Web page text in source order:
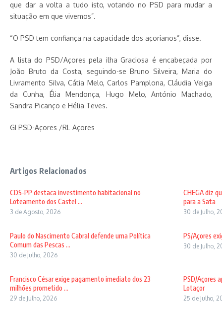
que dar a volta a tudo isto, votando no PSD para mudar a
situação em que vivemos”.
“O PSD tem confiança na capacidade dos açorianos”, disse.
A lista do PSD/Açores pela ilha Graciosa é encabeçada por
João Bruto da Costa, seguindo-se Bruno Silveira, Maria do
Livramento Silva, Cátia Melo, Carlos Pamplona, Cláudia Veiga
da Cunha, Élia Mendonça, Hugo Melo, António Machado,
Sandra Picanço e Hélia Teves.
GI PSD-Açores /RL Açores
Artigos Relacionados
CDS-PP destaca investimento habitacional no
Loteamento dos Castel ...
3 de Agosto, 2026
CHEGA diz
para a Sata
30 de Julho,
Paulo do Nascimento Cabral defende uma Política
Comum das Pescas ...
30 de Julho, 2026
PS/Açores
30 de Julho,
Francisco César exige pagamento imediato dos 23
milhões prometido ...
29 de Julho, 2026
PSD/Açores
Lotaçor
25 de Julho,